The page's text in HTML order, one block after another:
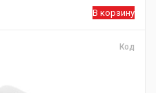
В корзину
Код